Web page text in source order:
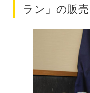
ラン」の販